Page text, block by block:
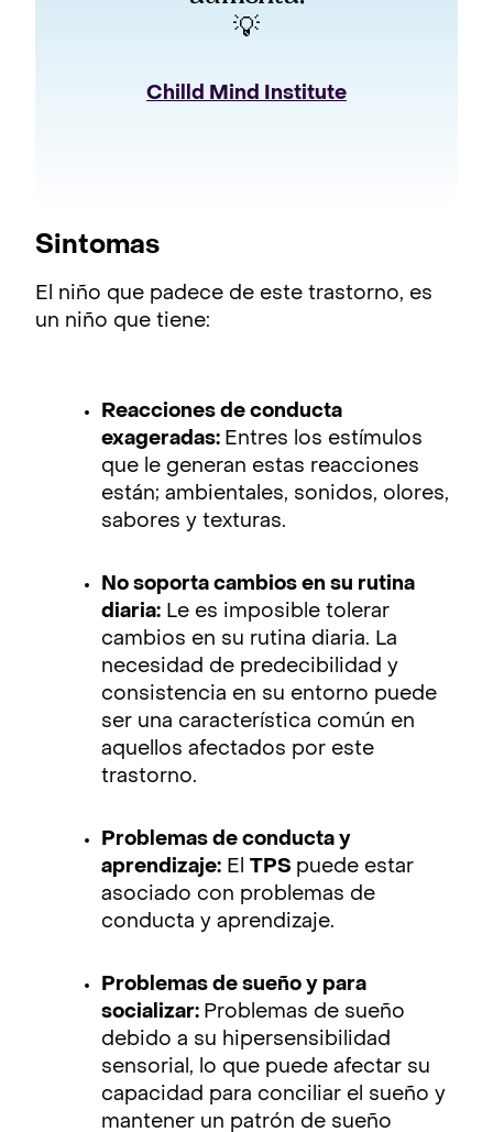
💡
Chilld Mind Institute
Sintomas
El niño que padece de este trastorno, es
un niño que tiene:
Reacciones de conducta
exageradas: Entres los estímulos
que le generan estas reacciones
están; ambientales, sonidos, olores,
sabores y texturas.
No soporta cambios en su rutina
diaria: Le es imposible tolerar
cambios en su rutina diaria. La
necesidad de predecibilidad y
consistencia en su entorno puede
ser una característica común en
aquellos afectados por este
trastorno.
Problemas de conducta y
aprendizaje: El TPS puede estar
asociado con problemas de
conducta y aprendizaje.
Problemas de sueño y para
socializar: Problemas de sueño
debido a su hipersensibilidad
sensorial, lo que puede afectar su
capacidad para conciliar el sueño y
mantener un patrón de sueño